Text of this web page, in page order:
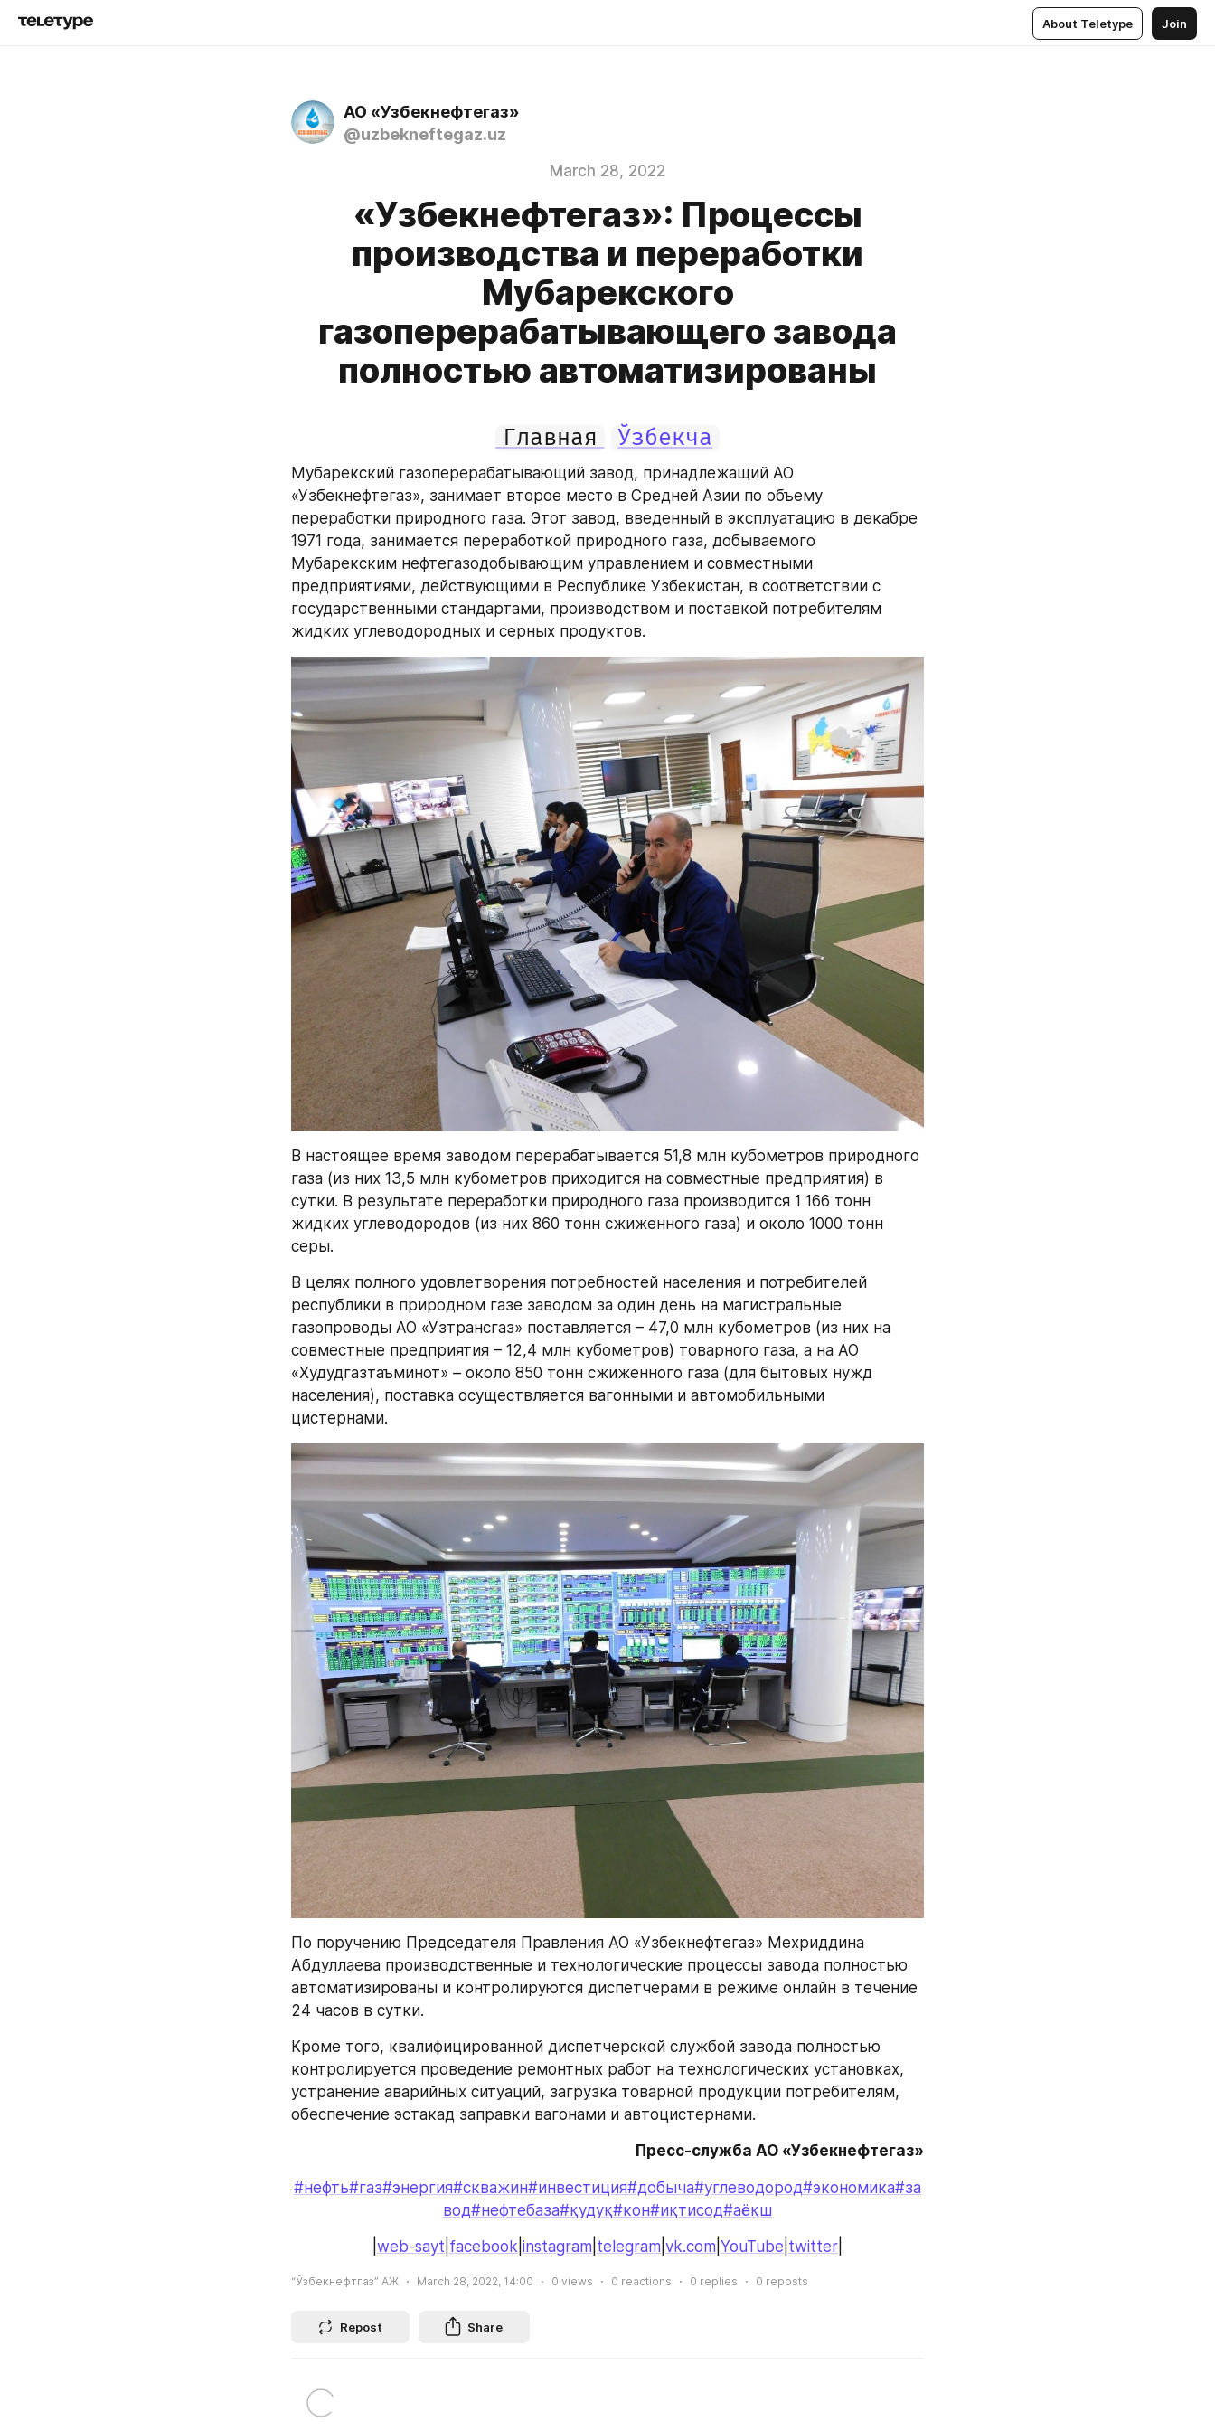
About Teletype Join
АО «Узбекнефтегаз»
@uzbekneftegaz.uz
March 28, 2022
«Узбекнефтегаз»: Процессы
производства и переработки
Мубарекского
газоперерабатывающего завода
полностью автоматизированы
Главная Ўзбекча
Мубарекский газоперерабатывающий завод, принадлежащий АО
«Узбекнефтегаз», занимает второе место в Средней Азии по объему
переработки природного газа. Этот завод, введенный в эксплуатацию в декабре
1971 года, занимается переработкой природного газа, добываемого
Мубарекским нефтегазодобывающим управлением и совместными
предприятиями, действующими в Республике Узбекистан, в соответствии с
государственными стандартами, производством и поставкой потребителям
жидких углеводородных и серных продуктов.
В настоящее время заводом перерабатывается 51,8 млн кубометров природного
газа (из них 13,5 млн кубометров приходится на совместные предприятия) в
сутки. В результате переработки природного газа производится 1 166 тонн
жидких углеводородов (из них 860 тонн сжиженного газа) и около 1000 тонн
серы.
В целях полного удовлетворения потребностей населения и потребителей
республики в природном газе заводом за один день на магистральные
газопроводы АО «Узтрансгаз» поставляется – 47,0 млн кубометров (из них на
совместные предприятия – 12,4 млн кубометров) товарного газа, а на АО
«Худудгазтаъминот» – около 850 тонн сжиженного газа (для бытовых нужд
населения), поставка осуществляется вагонными и автомобильными
цистернами.
По поручению Председателя Правления АО «Узбекнефтегаз» Мехриддина
Абдуллаева производственные и технологические процессы завода полностью
автоматизированы и контролируются диспетчерами в режиме онлайн в течение
24 часов в сутки.
Кроме того, квалифицированной диспетчерской службой завода полностью
контролируется проведение ремонтных работ на технологических установках,
устранение аварийных ситуаций, загрузка товарной продукции потребителям,
обеспечение эстакад заправки вагонами и автоцистернами.
Пресс-служба АО «Узбекнефтегаз»
#нефть#газ#энергия#скважин#инвестиция#добыча#углеводород#экономика#за
вод#нефтебаза#қудуқ#кон#иқтисод#аёқш
web-sayt facebook instagram telegram vk.com YouTube twitter
“Ўзбекнефтгаз” АЖ March 28, 2022, 14:00 0 views 0 reactions 0 replies 0 reposts
Repost Share